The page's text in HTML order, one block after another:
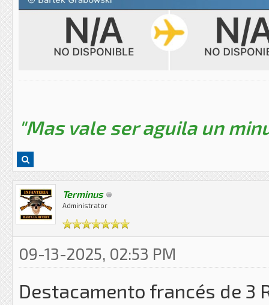
"Mas vale ser aguila un
Terminus
Administrator
09-13-2025, 02:53 PM
Destacamento francés de 3